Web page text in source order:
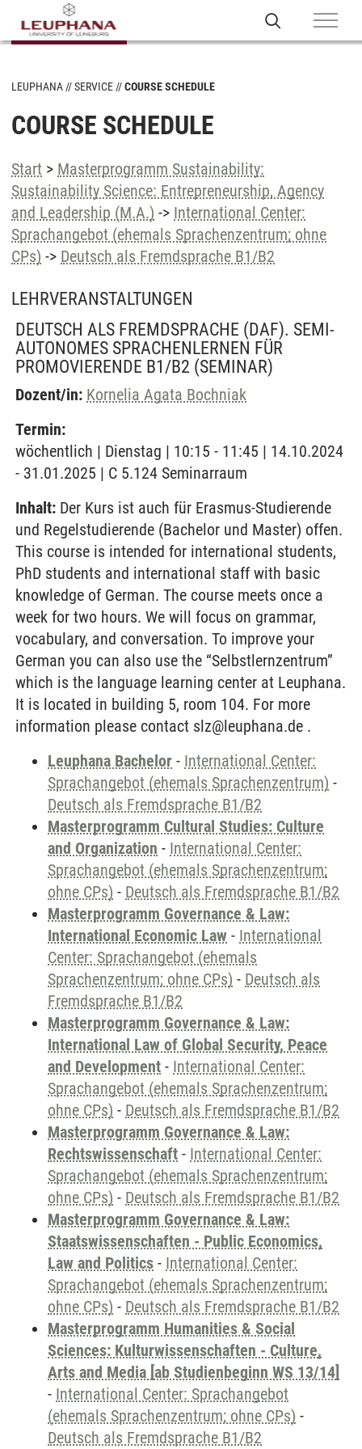
LEUPHANA SERVICE COURSE SCHEDULE
COURSE SCHEDULE
Start > Masterprogramm Sustainability:
Sustainability Science: Entrepreneurship, Agency
and Leadership (M.A.) -> International Center:
Sprachangebot (ehemals Sprachenzentrum; ohne
CPs) -> Deutsch als Fremdsprache B1/B2
LEHRVERANSTALTUNGEN
DEUTSCH ALS FREMDSPRACHE (DAF). SEMI-
AUTONOMES SPRACHENLERNEN FÜR
PROMOVIERENDE B1/B2 (SEMINAR)
Dozent/in: Kornelia Agata Bochniak
Termin:
wöchentlich | Dienstag | 10:15 - 11:45 | 14.10.2024
- 31.01.2025 | C 5.124 Seminarraum
Inhalt: Der Kurs ist auch für Erasmus-Studierende
und Regelstudierende (Bachelor und Master) offen.
This course is intended for international students,
PhD students and international staff with basic
knowledge of German. The course meets once a
week for two hours. We will focus on grammar,
vocabulary, and conversation. To improve your
German you can also use the “Selbstlernzentrum”
which is the language learning center at Leuphana.
It is located in building 5, room 104. For more
information please contact slz@leuphana.de .
Leuphana Bachelor - International Center:
Sprachangebot (ehemals Sprachenzentrum) -
Deutsch als Fremdsprache B1/B2
Masterprogramm Cultural Studies: Culture
and Organization - International Center:
Sprachangebot (ehemals Sprachenzentrum;
ohne CPs) - Deutsch als Fremdsprache B1/B2
Masterprogramm Governance & Law:
International Economic Law - International
Center: Sprachangebot (ehemals
Sprachenzentrum; ohne CPs) - Deutsch als
Fremdsprache B1/B2
Masterprogramm Governance & Law:
International Law of Global Security, Peace
and Development - International Center:
Sprachangebot (ehemals Sprachenzentrum;
ohne CPs) - Deutsch als Fremdsprache B1/B2
Masterprogramm Governance & Law:
Rechtswissenschaft - International Center:
Sprachangebot (ehemals Sprachenzentrum;
ohne CPs) - Deutsch als Fremdsprache B1/B2
Masterprogramm Governance & Law:
Staatswissenschaften - Public Economics,
Law and Politics - International Center:
Sprachangebot (ehemals Sprachenzentrum;
ohne CPs) - Deutsch als Fremdsprache B1/B2
Masterprogramm Humanities & Social
Sciences: Kulturwissenschaften - Culture,
Arts and Media [ab Studienbeginn WS 13/14]
- International Center: Sprachangebot
(ehemals Sprachenzentrum; ohne CPs) -
Deutsch als Fremdsprache B1/B2